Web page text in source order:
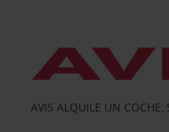
AVIS ALQUILE UN